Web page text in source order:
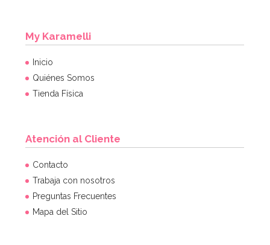
My Karamelli
Inicio
Quiénes Somos
Tienda Física
Atención al Cliente
Contacto
Trabaja con nosotros
Preguntas Frecuentes
Mapa del Sitio